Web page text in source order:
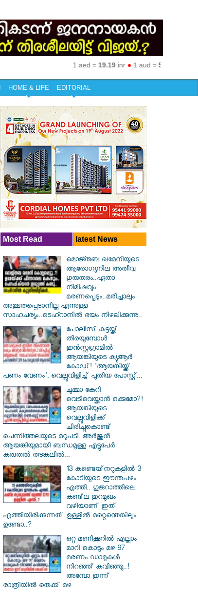
1 aed =19.19inr● 1 aud =50.27
HOME & LIFE EDITORIAL
Most Read latest News
മൊജ്തബ ഖമേനിയുടെ
ആരോഗ്യനില അതീവ
ഗുരുതരം..ഏതാ
നിമിഷവും
മരണപ്പെടും..മരിച്ചാലും
അത്ഭുതപ്പെടാനില്ല എന്നുള്ള
സാഹചര്യം..ടെഹ്റാനിൽ ഭയം നിഴലിക്കുന്നു..
പോലീസ് കട്ടയ്ക്ക്
തിരയുമ്പോൾ
ഇൻസ്റ്റഗ്രാമിൽ
ആയങ്കിയുടെ ക്യുആർ
കോഡ്! 'ആയങ്കിയ്ക്ക്
പണം വേണം', വെല്ലുവിളിച്ച് പുതിയ പോസ്റ്റ്...
ചുമ്മാ കേറി
വെടിവെയ്ക്കാൻ ഒക്കുമോ?!
ആയങ്കിയുടെ
വെല്ലുവിളിക്ക്
ചിരിച്ചുകൊണ്ട്
ചെന്നിത്തലയുടെ മറുപടി: അർജുൻ
ആയങ്കിയുമായി ബന്ധമുള്ള എട്ടുപേർ
കരുതൽ തടങ്കലിൽ...
13 കണ്ടെയ്‌നറുകളിൽ 3
കോടിയുടെ ഈന്തപഴം
എത്തി.. ഗുജറാത്തിലെ
കണ്ട്‌ല തുറമുഖം
വഴിയാണ് ഇത്
എത്തിയിരിക്കുന്നത്..ഉള്ളിൽ മറ്റെന്തെങ്കിലും
ഉണ്ടോ..?
ഒറ്റ മണിക്കൂറിൽ എല്ലാം
മാറി കൊടും മഴ 97
മരണം ഡാമുകൾ
നിറഞ്ഞ് കവിഞ്ഞു..!
അമ്പോ ഇന്ന്
രാത്രിയിൽ തെക്ക് മഴ